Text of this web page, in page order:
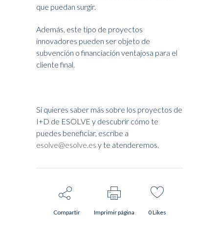
que puedan surgir.
Además, este tipo de proyectos
innovadores pueden ser objeto de
subvención o financiación ventajosa para el
cliente final.
Si quieres saber más sobre los proyectos de
I+D de ESOLVE y descubrir cómo te
puedes beneficiar, escribe a
esolve@esolve.es y te atenderemos.
Compartir Imprimir página 0Likes